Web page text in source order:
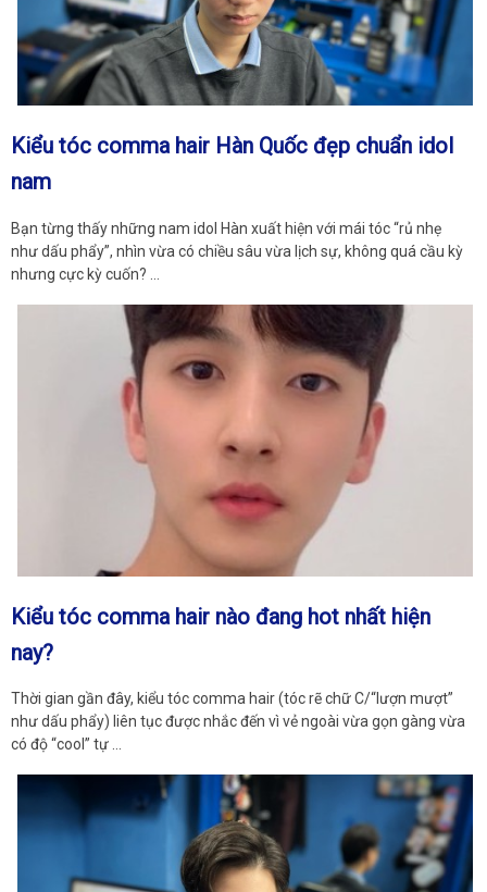
Kiểu tóc comma hair Hàn Quốc đẹp chuẩn idol
nam
Bạn từng thấy những nam idol Hàn xuất hiện với mái tóc “rủ nhẹ
như dấu phẩy”, nhìn vừa có chiều sâu vừa lịch sự, không quá cầu kỳ
nhưng cực kỳ cuốn? …
Kiểu tóc comma hair nào đang hot nhất hiện
nay?
Thời gian gần đây, kiểu tóc comma hair (tóc rẽ chữ C/“lượn mượt”
như dấu phẩy) liên tục được nhắc đến vì vẻ ngoài vừa gọn gàng vừa
có độ “cool” tự …